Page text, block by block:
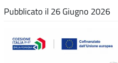
Pubblicato il 26 Giugno 2026